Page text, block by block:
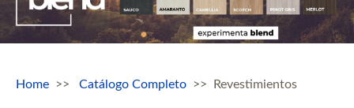
Home Catálogo Completo Revestimientos